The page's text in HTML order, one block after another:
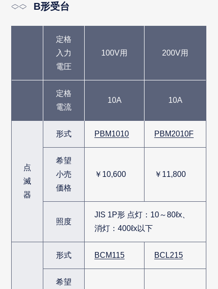
B形受台
定格
入力
電圧
100V用 200V用
定格
電流
10A 10A
点
滅
器
形式 PBM1010 PBM2010F
希望
小売
価格
￥10,600 ￥11,800
照度
JIS 1P形 点灯：10～80ℓx、
消灯：400ℓx以下
形式 BCM115 BCL215
希望